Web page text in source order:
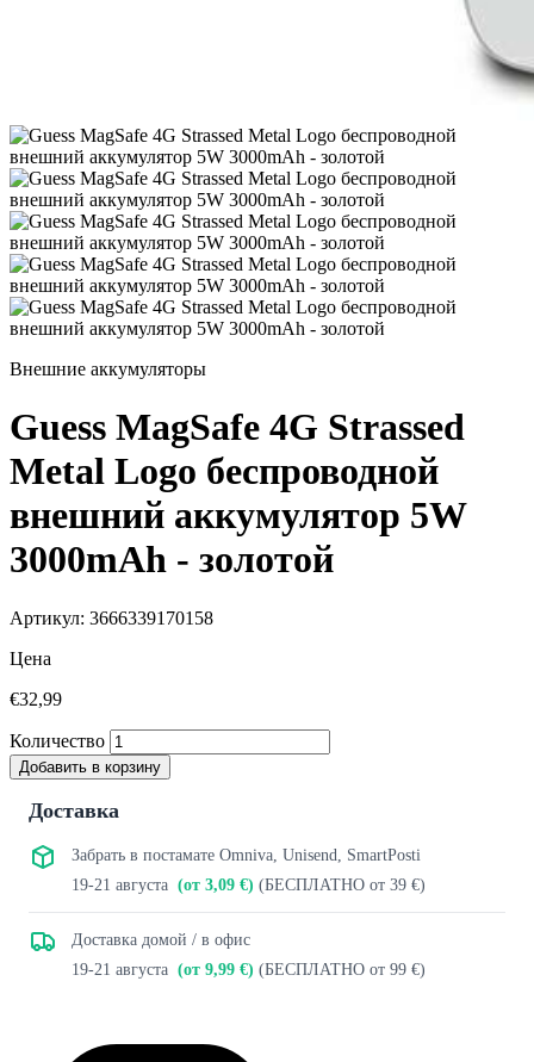
Внешние аккумуляторы
Guess MagSafe 4G Strassed
Metal Logo беспроводной
внешний аккумулятор 5W
3000mAh - золотой
Артикул: 3666339170158
Цена
€32,99
Количество
Добавить в корзину
Доставка
Забрать в постамате Omniva, Unisend, SmartPosti
19-21 августа (от 3,09 €) (БЕСПЛАТНО от 39 €)
Доставка домой / в офис
19-21 августа (от 9,99 €) (БЕСПЛАТНО от 99 €)